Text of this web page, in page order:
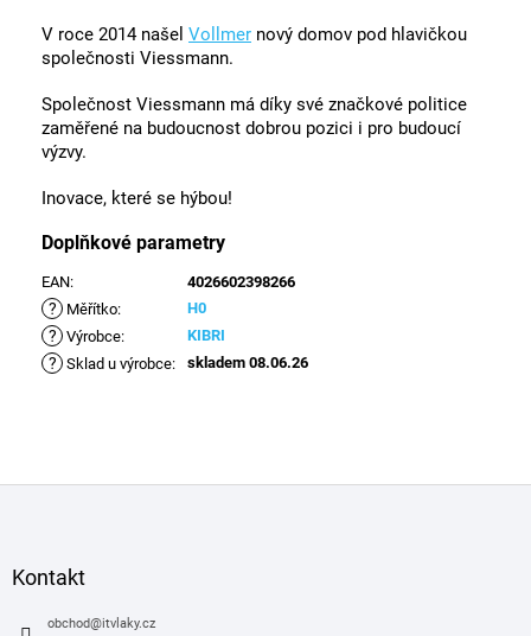
V roce 2014 našel Vollmer nový domov pod hlavičkou
společnosti Viessmann.
Společnost Viessmann má díky své značkové politice
zaměřené na budoucnost dobrou pozici i pro budoucí
výzvy.
Inovace, které se hýbou!
Doplňkové parametry
EAN: 4026602398266
? Měřítko: H0
? Výrobce: KIBRI
? Sklad u výrobce: skladem 08.06.26
Kontakt
obchod@itvlaky.cz